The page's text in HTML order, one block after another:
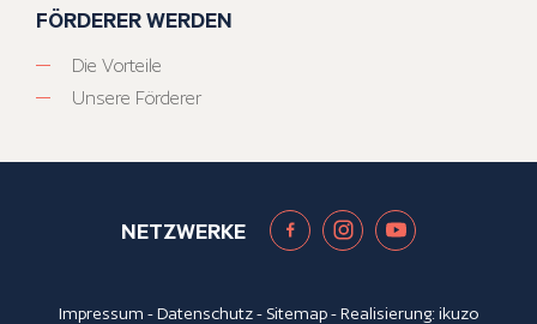
FÖRDERER WERDEN
Die Vorteile
Unsere Förderer
NETZWERKE
Impressum -Datenschutz- Sitemap- Realisierung:ikuzo